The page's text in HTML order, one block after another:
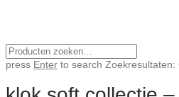
press Enter to search Zoekresultaten: